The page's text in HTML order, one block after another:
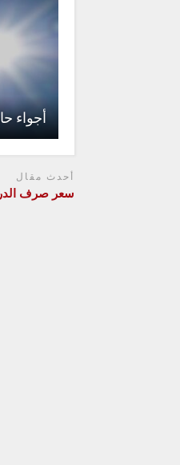
أجواء
أحدث مقال
سعر صرف الدرهم تحسن